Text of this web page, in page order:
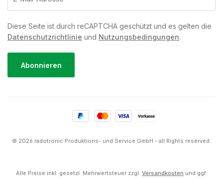
Diese Seite ist durch reCAPTCHA geschützt und es gelten die
Datenschutzrichtlinie und Nutzungsbedingungen.
Abonnieren
© 2026 radotronic Produktions- und Service GmbH - all Rights reserved.
Alle Preise inkl. gesetzl. Mehrwertsteuer zzgl. Versandkosten und ggf.